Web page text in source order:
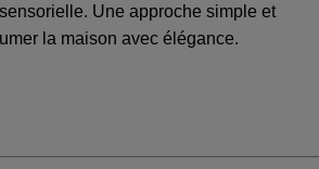
Une approche simple et
la maison avec élégance.